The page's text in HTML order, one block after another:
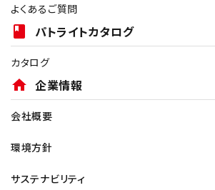
よくあるご質問
book パトライトカタログ
カタログ
home 企業情報
会社概要
環境方針
サステナビリティ